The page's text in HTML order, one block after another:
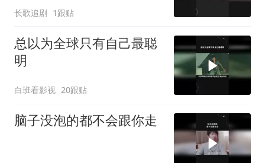
长歌追剧 1跟贴
总以为全球只有自己最聪
明
白班看影视 20跟贴
脑子没泡的都不会跟你走